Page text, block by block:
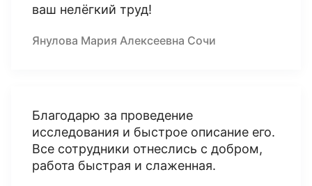
ваш нелёгкий труд!
Янулова Мария Алексеевна Сочи
Благодарю за проведение
исследования и быстрое описание его.
Все сотрудники отнеслись с добром,
работа быстрая и слаженная.